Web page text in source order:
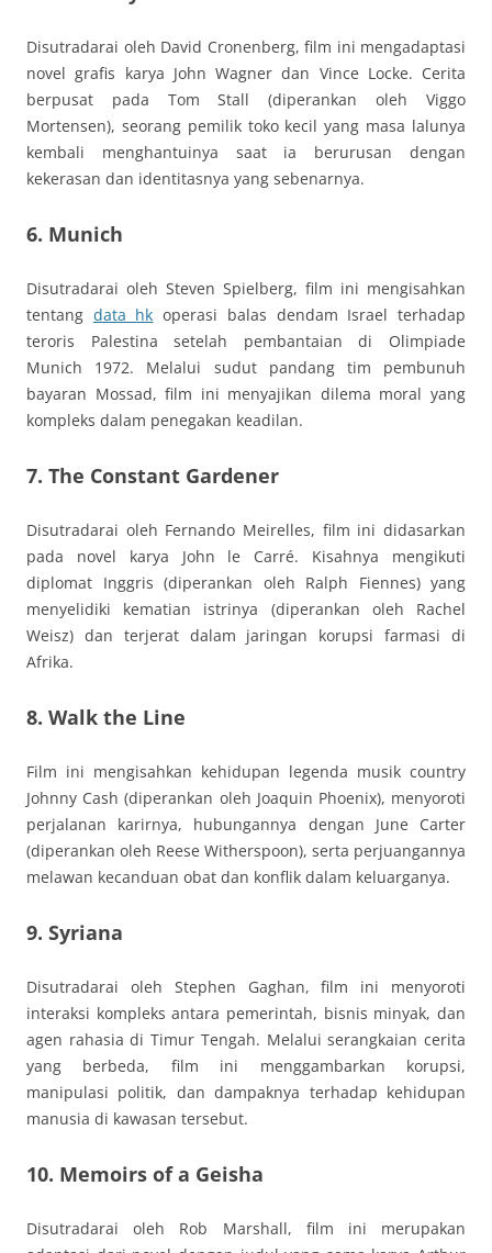
Disutradarai oleh David Cronenberg, film ini mengadaptasi
novel grafis karya John Wagner dan Vince Locke. Cerita
berpusat pada Tom Stall (diperankan oleh Viggo
Mortensen), seorang pemilik toko kecil yang masa lalunya
kembali menghantuinya saat ia berurusan dengan
kekerasan dan identitasnya yang sebenarnya.
6. Munich
Disutradarai oleh Steven Spielberg, film ini mengisahkan
tentang data hk operasi balas dendam Israel terhadap
teroris Palestina setelah pembantaian di Olimpiade
Munich 1972. Melalui sudut pandang tim pembunuh
bayaran Mossad, film ini menyajikan dilema moral yang
kompleks dalam penegakan keadilan.
7. The Constant Gardener
Disutradarai oleh Fernando Meirelles, film ini didasarkan
pada novel karya John le Carré. Kisahnya mengikuti
diplomat Inggris (diperankan oleh Ralph Fiennes) yang
menyelidiki kematian istrinya (diperankan oleh Rachel
Weisz) dan terjerat dalam jaringan korupsi farmasi di
Afrika.
8. Walk the Line
Film ini mengisahkan kehidupan legenda musik country
Johnny Cash (diperankan oleh Joaquin Phoenix), menyoroti
perjalanan karirnya, hubungannya dengan June Carter
(diperankan oleh Reese Witherspoon), serta perjuangannya
melawan kecanduan obat dan konflik dalam keluarganya.
9. Syriana
Disutradarai oleh Stephen Gaghan, film ini menyoroti
interaksi kompleks antara pemerintah, bisnis minyak, dan
agen rahasia di Timur Tengah. Melalui serangkaian cerita
yang berbeda, film ini menggambarkan korupsi,
manipulasi politik, dan dampaknya terhadap kehidupan
manusia di kawasan tersebut.
10. Memoirs of a Geisha
Disutradarai oleh Rob Marshall, film ini merupakan